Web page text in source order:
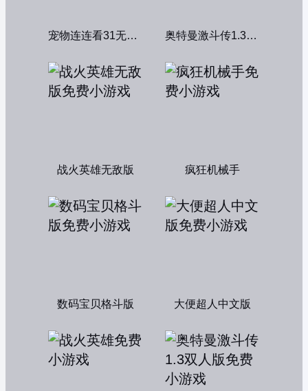
宠物连连看31无敌版 奥特曼激斗传1.3双人无敌版
战火英雄无敌版 疯狂机械手
数码宝贝格斗版 大便超人中文版